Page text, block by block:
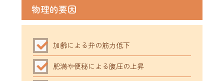
物理的要因
加齢による弁の筋力低下
肥満や便秘による腹圧の上昇